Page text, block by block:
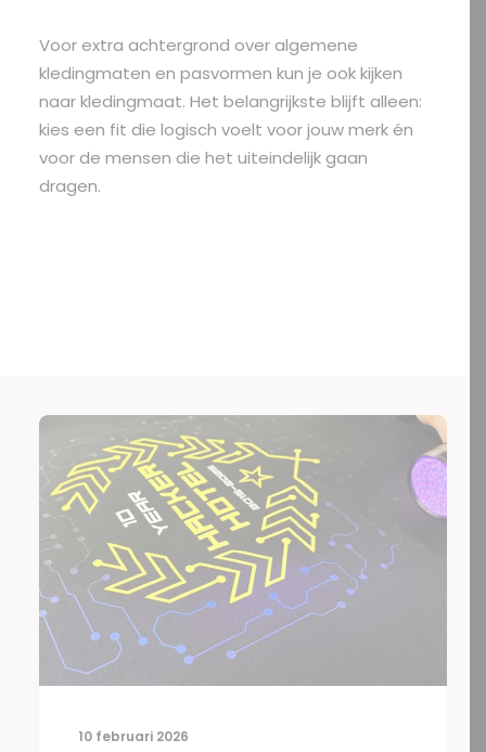
Voor extra achtergrond over algemene
kledingmaten en pasvormen kun je ook kijken
naarkledingmaat. Het belangrijkste blijft alleen:
kies een fit die logisch voelt voor jouw merk én
voor de mensen die het uiteindelijk gaan
dragen.
10 februari 2026